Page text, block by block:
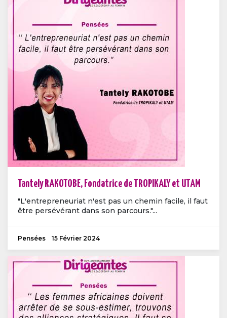
Tantely RAKOTOBE, Fondatrice de TROPIKALY et UTAM
"L'entrepreneuriat n'est pas un chemin facile, il faut
être persévérant dans son parcours."...
Pensées 15 Février 2024